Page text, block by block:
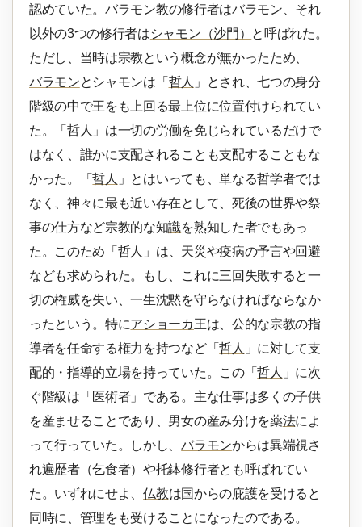
認めていた。バラモン教の修行者はバラモン 、それ
以外の3つの修行者はシャモン（沙門）
と呼ばれた。
ただし、当時は宗教という概念が無かったため、
バラモンとシャモンは「 哲人 」とされ、七つの身分
階級の中で王をも上回る最上位に位置付けられてい
た。「哲人 」は一切の労働を免じられているだけで
はなく、誰かに支配されることも支配することもな
かった。「哲人 」とはいっても、単なる哲学者では
なく、神々に最も近い存在として、死後の世界や祭
事の仕方など宗教的な知識を熟知した者でもあっ
た。このため「 哲人 」は、天災や疫病の予言や回避
なども求められた。もし、これに三回失敗すると一
切の権威を失い、一生沈黙を守らなければならなか
ったという。特にアショーカ王は、公的な宗教の指
導者を任命する権力を持つなど「哲人 」に対して支
配的・指導的立場を持っていた。この「哲人 」に次
ぐ階級は「医術者」である。主な仕事は多くの子供
を産ませることであり、男女の産み分けを薬法によ
って行っていた。しかし、バラモンからは異端視さ
れ遍歴者（乞食者）や托鉢修行者とも呼ばれてい
た。いずれにせよ、仏教は国からの庇護を受けると
同時に、管理をも受けることになったのである。